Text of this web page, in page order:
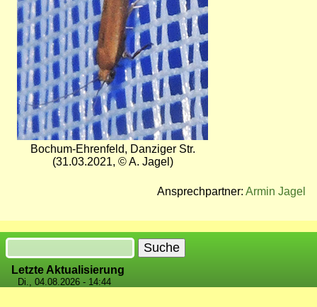
Bochum-Ehrenfeld, Danziger Str.
(31.03.2021, © A. Jagel)
Ansprechpartner: Armin Jagel
Suche
Letzte Aktualisierung
Di., 04.08.2026 - 14:44